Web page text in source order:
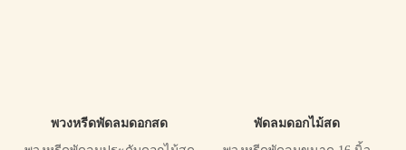
พวงหรีดพัดลมดอกสด พัดลมดอกไม้สด